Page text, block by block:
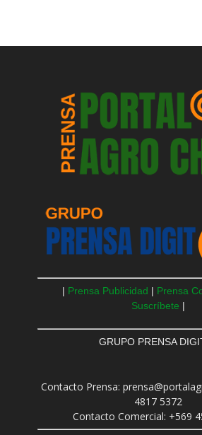
| Prensa Publicidad | Prensa
Suscríbete |
GRUPO PRENSA
Contacto Prensa:
4817 5372
Contacto Comercial: +569